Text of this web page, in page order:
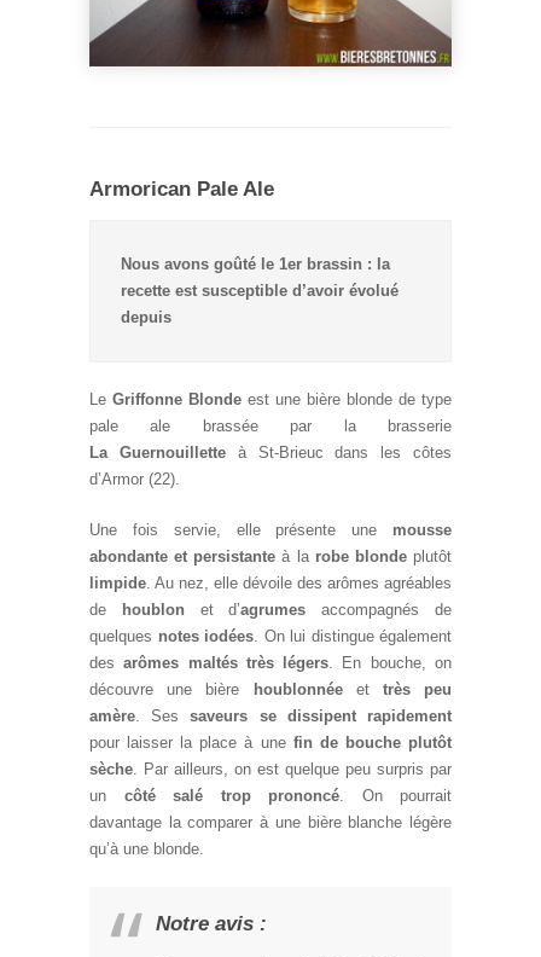
Armorican Pale Ale
Nous avons goûté le 1er brassin : la
recette est susceptible d’avoir évolué
depuis
Le Griffonne Blonde est une bière blonde de type
pale ale brassée par la brasserie
La Guernouilletteà St-Brieuc dans les côtes
d’Armor (22).
Une fois servie, elle présente une mousse
abondante et persistanteà la robe blondeplutôt
limpide. Au nez, elle dévoile des arômes agréables
de houblon et d’agrumes accompagnés de
quelques notes iodées. On lui distingue également
desarômes maltés très légers. En bouche, on
découvre une bière
houblonnéeet très peu
amère. Sessaveurs se dissipent rapidement
pour laisser la place à une fin de bouche plutôt
sèche. Par ailleurs, on est quelque peu surpris par
un côté salé trop prononcé. On pourrait
davantage la comparer à une bière blanche légère
qu’à une blonde.
Notre avis :